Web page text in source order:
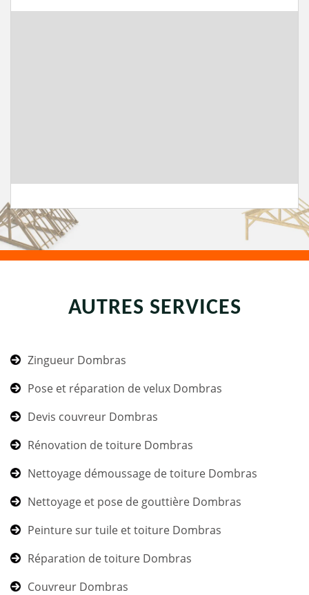
AUTRES SERVICES
Zingueur Dombras
Pose et réparation de velux Dombras
Devis couvreur Dombras
Rénovation de toiture Dombras
Nettoyage démoussage de toiture Dombras
Nettoyage et pose de gouttière Dombras
Peinture sur tuile et toiture Dombras
Réparation de toiture Dombras
Couvreur Dombras